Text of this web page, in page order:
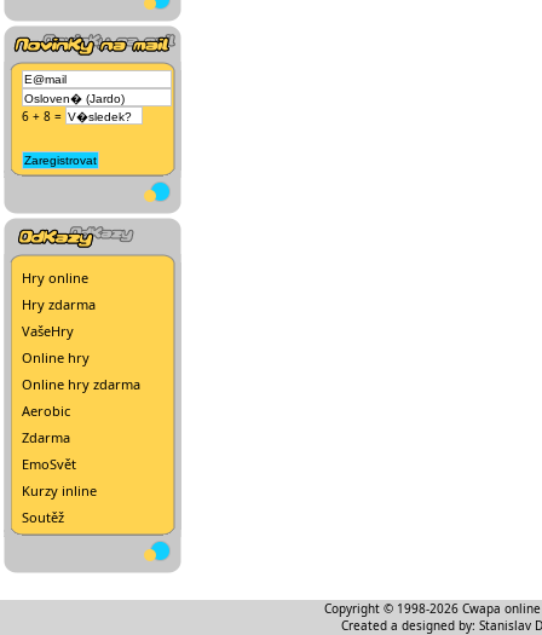
6 + 8 =
Hry online
Hry zdarma
VašeHry
Online hry
Online hry zdarma
Aerobic
Zdarma
EmoSvět
Kurzy inline
Soutěž
Copyright © 1998-2026 Cwapa
Created a designed by: Stanislav